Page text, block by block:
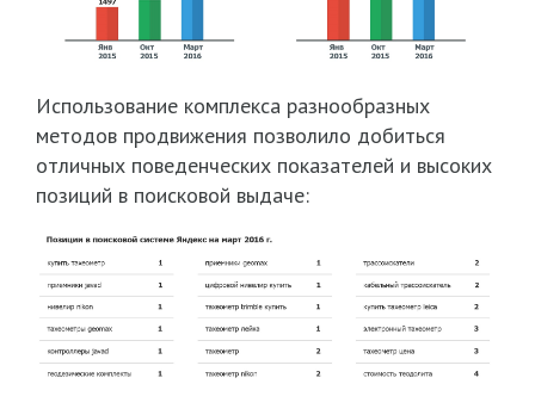
Использование комплекса разнообразных
методов продвижения позволило добиться
отличных поведенческих показателей и высоких
позиций в поисковой выдаче: